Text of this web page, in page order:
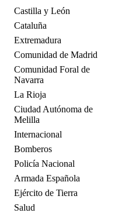
Castilla y León
Cataluña
Extremadura
Comunidad de Madrid
Comunidad Foral de
Navarra
La Rioja
Ciudad Autónoma de
Melilla
Internacional
Bomberos
Policía Nacional
Armada Española
Ejército de Tierra
Salud